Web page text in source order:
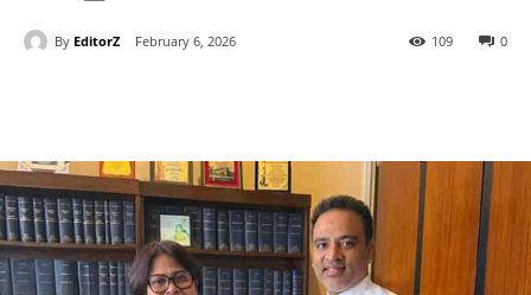
By EditorZ February 6, 2026 0
109